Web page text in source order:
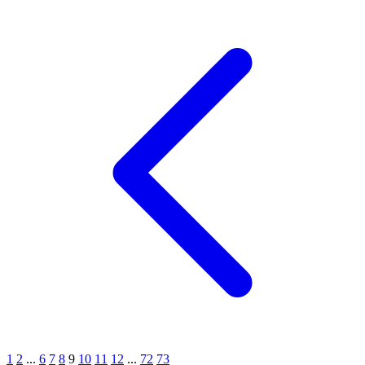
1 2 ... 6 7 8 9 10 11 12 ... 72 73